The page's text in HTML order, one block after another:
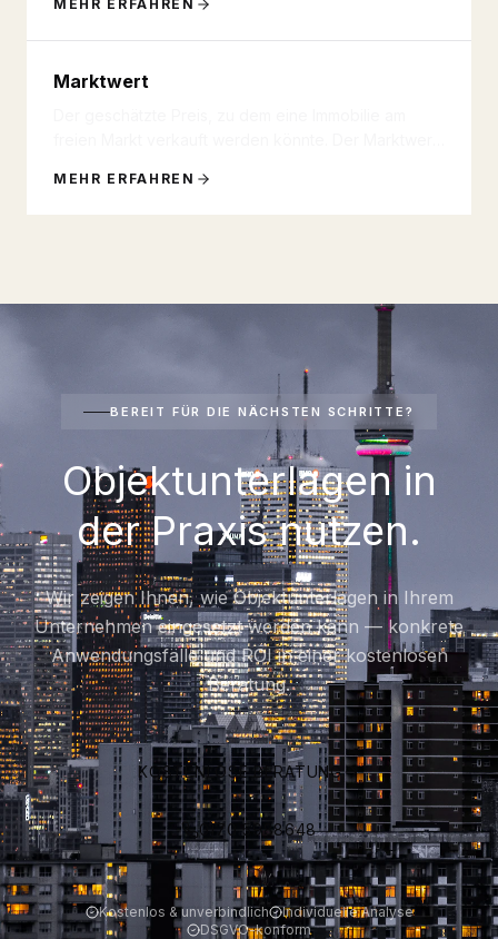
MEHR ERFAHREN
Marktwert
MEHR ERFAHREN
BEREIT FÜR DIE NÄCHSTEN SCHRITTE?
Objektunterlagen in
der Praxis nutzen.
Wir zeigen Ihnen, wie Objektunterlagen in Ihrem
Unternehmen eingesetzt werden kann — konkrete
Anwendungsfälle und ROI in einer kostenlosen
Beratung.
KOSTENLOSE BERATUNG
0170 5988648
Kostenlos & unverbindlich
Individuelle Analyse
DSGVO-konform